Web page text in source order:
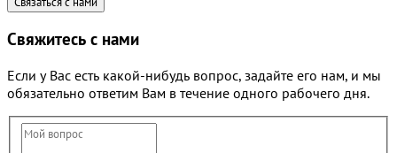
Свяжитесь с нами
Если у Вас есть какой-нибудь вопрос, задайте его нам, и мы
обязательно ответим Вам в течение одного рабочего дня.